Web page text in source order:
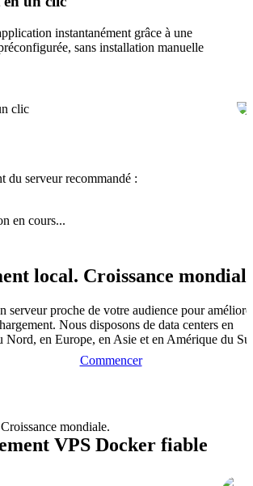
instantanément grâce à une
sans installation manuelle
du serveur recommandé :
en cours...
local. Croissance
serveur proche de votre audience pour
Nous disposons de data centers en
Nord, en Europe, en Asie et en Amérique du
Commencer
VPS Docker fiable